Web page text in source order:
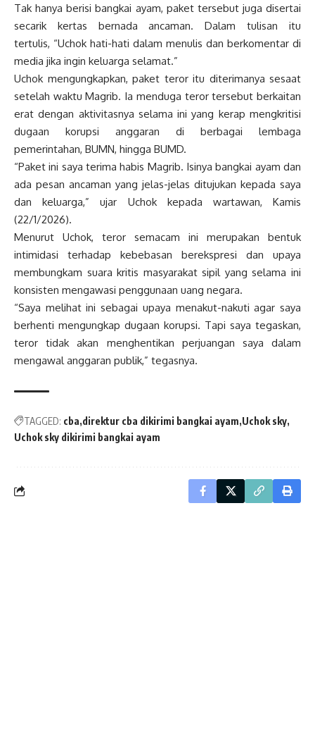
Tak hanya berisi bangkai ayam, paket tersebut juga disertai
secarik kertas bernada ancaman. Dalam tulisan itu
tertulis, “Uchok hati-hati dalam menulis dan berkomentar di
media jika ingin keluarga selamat.”
Uchok mengungkapkan, paket teror itu diterimanya sesaat
setelah waktu Magrib. Ia menduga teror tersebut berkaitan
erat dengan aktivitasnya selama ini yang kerap mengkritisi
dugaan korupsi anggaran di berbagai lembaga
pemerintahan, BUMN, hingga BUMD.
“Paket ini saya terima habis Magrib. Isinya bangkai ayam dan
ada pesan ancaman yang jelas-jelas ditujukan kepada saya
dan keluarga,” ujar Uchok kepada wartawan, Kamis
(22/1/2026).
Menurut Uchok, teror semacam ini merupakan bentuk
intimidasi terhadap kebebasan berekspresi dan upaya
membungkam suara kritis masyarakat sipil yang selama ini
konsisten mengawasi penggunaan uang negara.
“Saya melihat ini sebagai upaya menakut-nakuti agar saya
berhenti mengungkap dugaan korupsi. Tapi saya tegaskan,
teror tidak akan menghentikan perjuangan saya dalam
mengawal anggaran publik,” tegasnya.
TAGGED: cba direktur cba dikirimi bangkai ayam Uchok sky
Uchok sky dikirimi bangkai ayam